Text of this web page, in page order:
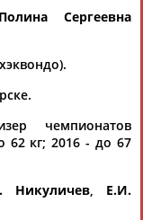
поиск
Юлия
АБАЛАКИНА
Сергеевна
чемпионатов
62 кг; 2016 - до 67
Никуличев, Е.И.